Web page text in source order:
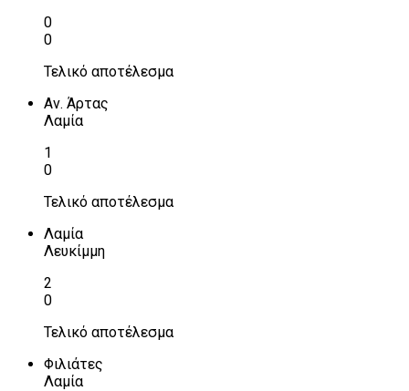
0
0
Τελικό αποτέλεσμα
Αν. Άρτας
Λαμία
1
0
Τελικό αποτέλεσμα
Λαμία
Λευκίμμη
2
0
Τελικό αποτέλεσμα
Φιλιάτες
Λαμία